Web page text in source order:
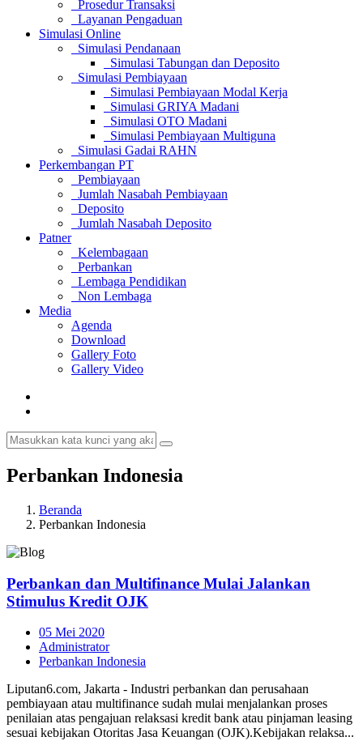
Prosedur Transaksi
Layanan Pengaduan
Simulasi Online
Simulasi Pendanaan
Simulasi Tabungan dan Deposito
Simulasi Pembiayaan
Simulasi Pembiayaan Modal Kerja
Simulasi GRIYA Madani
Simulasi OTO Madani
Simulasi Pembiayaan Multiguna
Simulasi Gadai RAHN
Perkembangan PT
Pembiayaan
Jumlah Nasabah Pembiayaan
Deposito
Jumlah Nasabah Deposito
Patner
Kelembagaan
Perbankan
Lembaga Pendidikan
Non Lembaga
Media
Agenda
Download
Gallery Foto
Gallery Video
Perbankan Indonesia
Beranda
Perbankan Indonesia
Perbankan dan Multifinance Mulai Jalankan
Stimulus Kredit OJK
05 Mei 2020
Administrator
Perbankan Indonesia
Liputan6.com, Jakarta - Industri perbankan dan perusahaan
pembiayaan atau multifinance sudah mulai menjalankan proses
penilaian atas pengajuan relaksasi kredit bank atau pinjaman leasing
sesuai kebijakan Otoritas Jasa Keuangan (OJK).Kebijakan relaksa...